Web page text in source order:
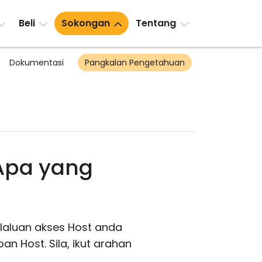
Beli Sokongan Tentang
Dokumentasi Pangkalan Pengetahuan
yang
akses Host anda
Host. Sila, ikut arahan